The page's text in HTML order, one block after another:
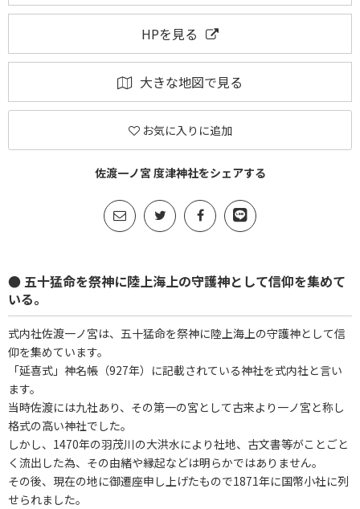
HPを見る
大きな地図で見る
お気に入りに追加
佐渡一ノ宮 度津神社をシェアする
● 五十猛命を祭神に陸上海上の守護神として信仰を集めて
いる。
式内社佐渡一ノ宮は、五十猛命を祭神に陸上海上の守護神として信
仰を集めています。
「延喜式」神名帳（927年）に記載されている神社を式内社と言い
ます。
当時佐渡には九社あり、その第一の宮として古来より一ノ宮と称し
格式の高い神社でした。
しかし、1470年の羽茂川の大洪水により社地、古文書等がことごと
く流出した為、その由緒や縁起などは明らかではありません。
その後、現在の地に御遷座申し上げたもので1871年に国幣小社に列
せられました。